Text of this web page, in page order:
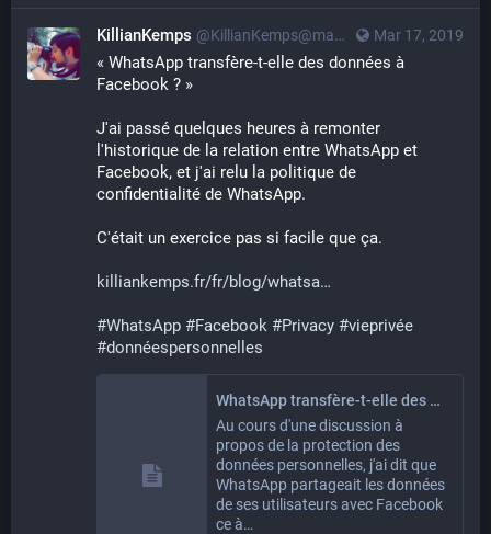
Mar 17, 2019
KillianKemps @KillianKemps@mastodon.qowala.org
« WhatsApp transfère-t-elle des données à
Facebook ? »
J'ai passé quelques heures à remonter
l'historique de la relation entre WhatsApp et
Facebook, et j'ai relu la politique de
confidentialité de WhatsApp.
C'était un exercice pas si facile que ça.
killiankemps.fr/fr/blog/whatsa
#WhatsApp #Facebook #Privacy #vieprivée
#donnéespersonnelles
WhatsApp transfère-t-elle des données à Facebook ?
Au cours d'une discussion à
propos de la protection des
données personnelles, j'ai dit que
WhatsApp partageait les données
de ses utilisateurs avec Facebook
ce à…